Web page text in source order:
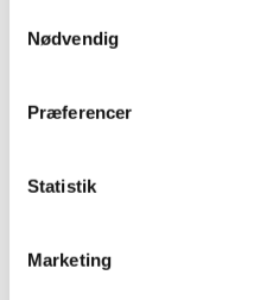
Nødvendig
Præferencer
Statistik
Marketing
[D]I see